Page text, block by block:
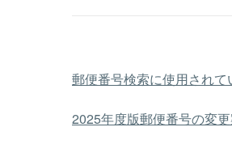
郵便番号検索に使用され
2025年度版郵便番号の変